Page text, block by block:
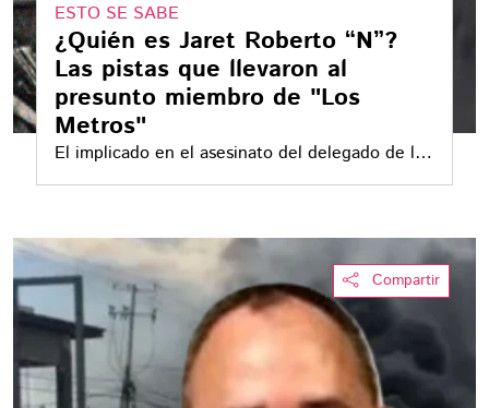
ESTO SE SABE
¿Quién es Jaret Roberto “N”?
Las pistas que llevaron al
presunto miembro de "Los
Metros"
El implicado en el asesinato del delegado de la
FGR en Tamaulipas, Ernesto Vázquez Reyna
Compartir